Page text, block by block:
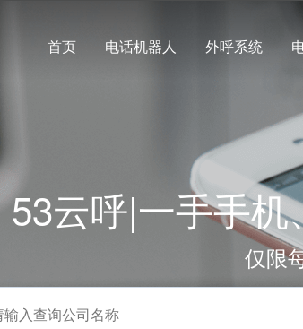
首页 电话机器人 外呼系统
53云呼|一手手
仅限